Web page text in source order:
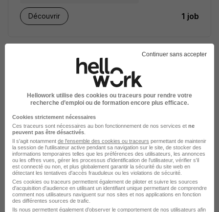
Découvrir 1 job
GRDF recrutement
Energie / Production - Distribution
Découvrir 1 job
Continuer sans accepter
Hellowork utilise des cookies ou traceurs pour rendre votre
recherche d’emploi ou de formation encore plus efficace.
Cookies strictement nécessaires
Ces traceurs sont nécessaires au bon fonctionnement de nos services et ne
peuvent pas être désactivés
Il s'agit notamment de l'ensemble des cookies ou traceurs permettant de maintenir
la session de l'utilisateur active pendant sa navigation sur le site, de stocker des
informations temporaires telles que les préférences des utilisateurs, les annonces
ou les offres vues, gérer les processus d'identification de l'utilisateur, vérifier s'il
est connecté ou non, et plus globalement garantir la sécurité du site web en
détectant les tentatives d'accès frauduleux ou les violations de sécurité.
Ces cookies ou traceurs permettent également de piloter et suivre les sources
d'acquisition d'audience en utilisant un identifiant unique permettant de comprendre
comment nos utilisateurs naviguent sur nos sites et nos applications en fonction
des différentes sources de trafic.
Ils nous permettent également d’observer le comportement de nos utilisateurs afin